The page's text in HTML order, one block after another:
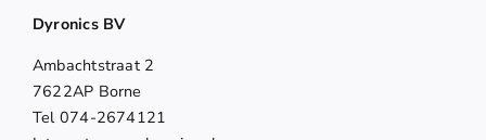
Dyronics BV
Ambachtstraat 2
7622AP Borne
Tel 074-2674121